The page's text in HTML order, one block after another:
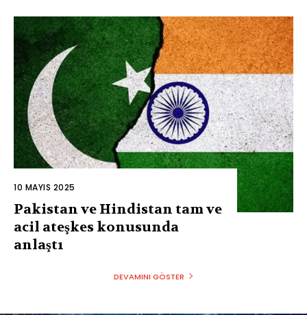
10 MAYIS 2025
Pakistan ve Hindistan tam ve
acil ateşkes konusunda
anlaştı
DEVAMINI GÖSTER